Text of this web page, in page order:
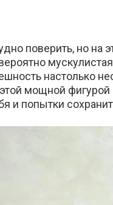
поверить, но на
настолько
мощной фигурой
и попытки